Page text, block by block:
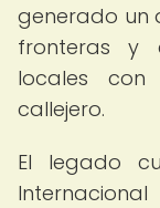
generado un
fronteras y
locales
callejero.
El legado